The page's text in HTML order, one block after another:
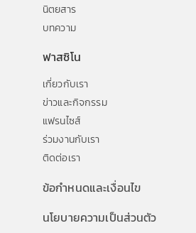
นิตยสาร
บทความ
ฟาสซิโน
เกี่ยวกับเรา
ข่าวและกิจกรรม
แฟรนไซส์
ร่วมงานกับเรา
ติดต่อเรา
ข้อกำหนดและเงื่อนไข
นโยบายความเป็นส่วนตัว